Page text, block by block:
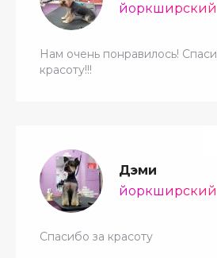
йоркширский
Нам очень понравилось!
красоту!!!
Дэми
йоркширский
Спасибо за красоту